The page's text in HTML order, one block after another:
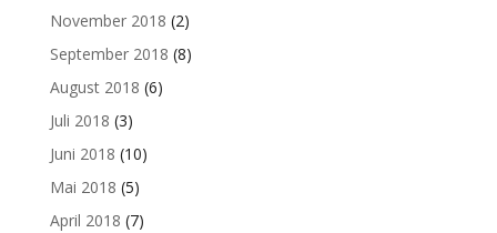
November 2018 (2)
September 2018 (8)
August 2018 (6)
Juli 2018 (3)
Juni 2018 (10)
Mai 2018 (5)
April 2018 (7)